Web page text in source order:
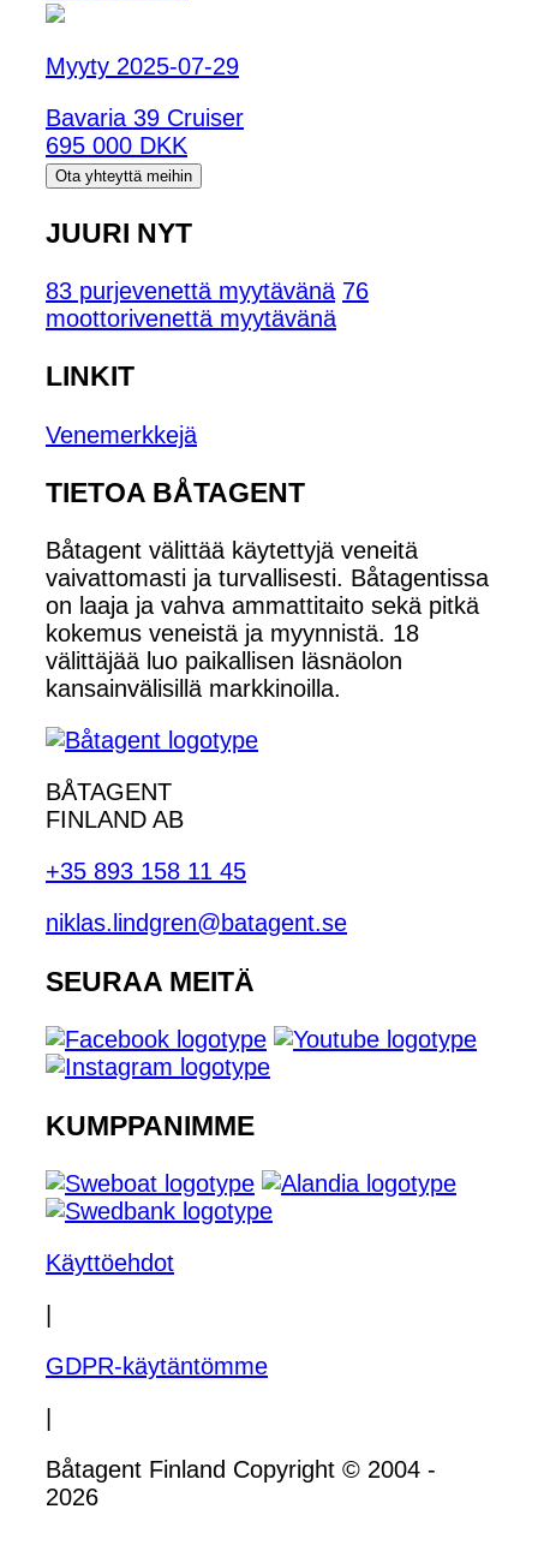
Myyty 2025-07-29
Bavaria 39 Cruiser
695 000 DKK
Ota yhteyttä meihin
JUURI NYT
83 purjevenettä myytävänä 76
moottorivenettä myytävänä
LINKIT
Venemerkkejä
TIETOA BÅTAGENT
Båtagent välittää käytettyjä veneitä
vaivattomasti ja turvallisesti. Båtagentissa
on laaja ja vahva ammattitaito sekä pitkä
kokemus veneistä ja myynnistä. 18
välittäjää luo paikallisen läsnäolon
kansainvälisillä markkinoilla.
BÅTAGENT
FINLAND AB
+35 893 158 11 45
niklas.lindgren@batagent.se
SEURAA MEITÄ
KUMPPANIMME
Käyttöehdot
GDPR-käytäntömme
Båtagent Finland Copyright © 2004 -
2026